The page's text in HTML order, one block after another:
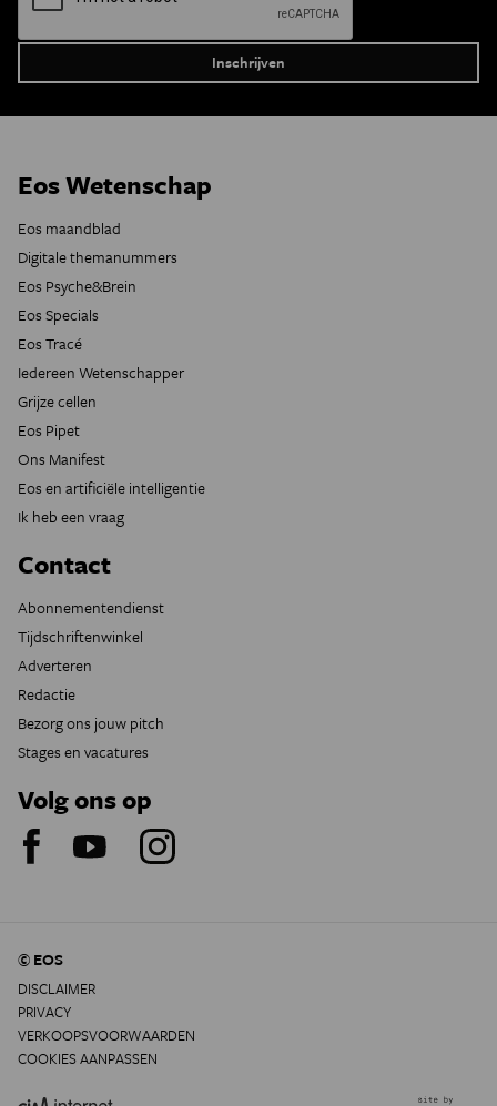
Eos Wetenschap
Eos maandblad
Digitale themanummers
Eos Psyche&Brein
Eos Specials
Eos Tracé
Iedereen Wetenschapper
Grijze cellen
Eos Pipet
Ons Manifest
Eos en artificiële intelligentie
Ik heb een vraag
Contact
Abonnementendienst
Tijdschriftenwinkel
Adverteren
Redactie
Bezorg ons jouw pitch
Stages en vacatures
Volg ons op
© EOS
DISCLAIMER
PRIVACY
VERKOOPSVOORWAARDEN
COOKIES AANPASSEN